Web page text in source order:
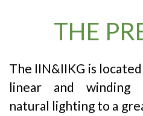
THE
The IIN&IIKG is
linear and winding
natural lighting to a